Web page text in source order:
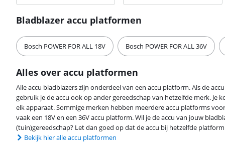
Bladblazer accu platformen
Bosch POWER FOR ALL 18V Bosch POWER FOR ALL 36V
Alles over accu platformen
Alle accu bladblazers zijn onderdeel van een accu platform. Als de
gebruik je de accu ook op ander gereedschap van hetzelfde merk. Je
elk apparaat. Sommige merken hebben meerdere accu platforms
vaak een 18V en een 36V accu platform. Wil je de accu van jouw
(tuin)gereedschap? Let dan goed op dat de accu bij hetzelfde
Bekijk hier alle accu platformen